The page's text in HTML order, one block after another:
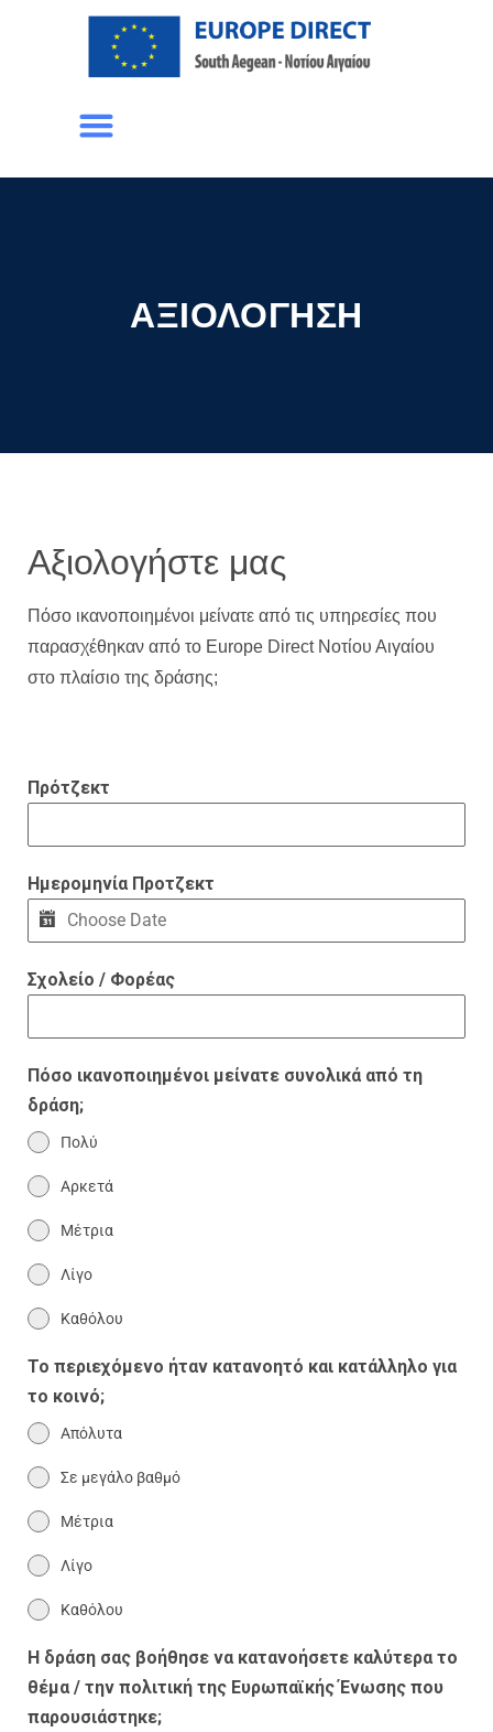
ΑΞΙΟΛΌΓΗΣΗ
Αξιολογήστε μας
Πόσο ικανοποιημένοι μείνατε από τις υπηρεσίες που
παρασχέθηκαν από το Europe DirectΝοτίου Αιγαίου
στο πλαίσιο της δράσης;
Πρότζεκτ
Ημερομηνία Προτζεκτ
Σχολείο / Φορέας
Πόσο ικανοποιημένοι μείνατε συνολικά από τη
δράση;
Πολύ
Αρκετά
Μέτρια
Λίγο
Καθόλου
Το περιεχόμενο ήταν κατανοητό και κατάλληλο για
το κοινό;
Απόλυτα
Σε μεγάλο βαθμό
Μέτρια
Λίγο
Καθόλου
Η δράση σας βοήθησε να κατανοήσετε καλύτερα το
θέμα / την πολιτική της Ευρωπαϊκής Ένωσης που
παρουσιάστηκε;